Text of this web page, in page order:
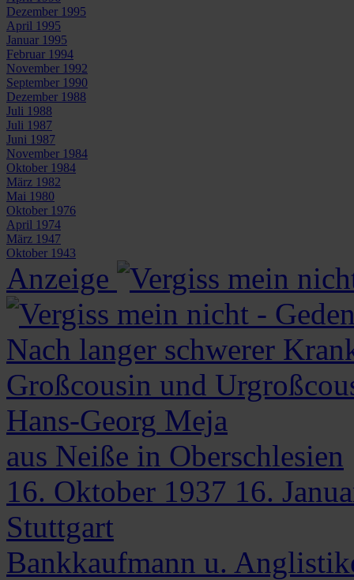
Dezember 1995
April 1995
Januar 1995
Februar 1994
November 1992
September 1990
Dezember 1988
Juli 1988
Juli 1987
Juni 1987
November 1984
Oktober 1984
März 1982
Mai 1980
Oktober 1976
April 1974
März 1947
Oktober 1943
Anzeige
Nach langer schwerer
Großcousin und
Hans-Georg Meja
aus Neiße in Oberschlesien
16. Oktober 1937 16.
Stuttgart
Bankkaufmann u.